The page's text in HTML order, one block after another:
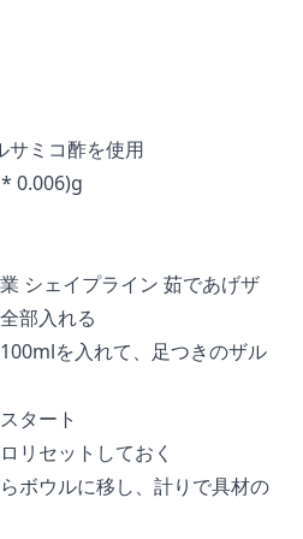
サミコ酢を使用
0.006)g
シェイプライン 茹であげザ
部入れる
を入れて、足つきのザル
タート
リセットしておく
ボウルに移し、計りで具材の